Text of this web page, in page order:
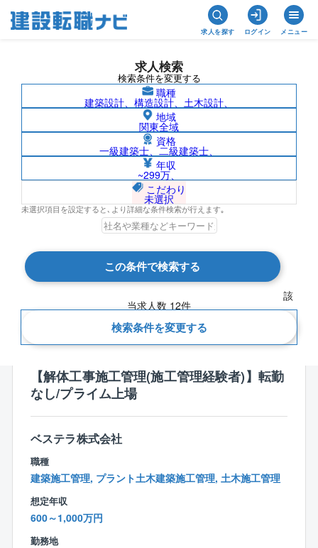
求人を探す ログイン メニュー
求人検索
検索条件を変更する
職種
建築設計、構造設計、土木設計、
地域
関東全域
資格
一級建築士、二級建築士、
年収
~299万、
こだわり
未選択
未選択項目を設定すると､より詳細な条件検索が行えます｡
この条件で検索する
該
当求人数 12件
検索条件を変更する
ベステラ株式会社の求人検索結果一覧
検索結果 12 件
現在の検索条件
【解体工事施工管理(施工管理経験者)】転勤
なし/プライム上場
ベステラ株式会社
職種
建築施工管理, プラント土木建築施工管理, 土木施工管理
想定年収
600～1,000万円
勤務地